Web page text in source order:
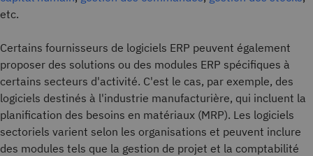
etc.
Certains fournisseurs de logiciels ERP peuvent également
proposer des solutions ou des modules ERP spécifiques à
certains secteurs d'activité. C'est le cas, par exemple, des
logiciels destinés à l'industrie manufacturière, qui incluent la
planification des besoins en matériaux (MRP). Les logiciels
sectoriels varient selon les organisations et peuvent inclure
des modules tels que la gestion de projet et la comptabilité